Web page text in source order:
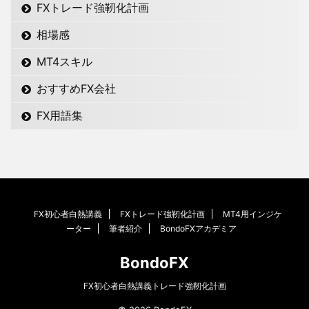
FXトレード強靭化計画
相場感
MT4スキル
おすすめFX会社
FX用語集
FX初心者白熱講義 FXトレード強靭化計画
MT4用インジケ
ーター
筆者紹介 BondoFXアカデミア
BondoFX
FX初心者白熱講義トレード強靭化計画